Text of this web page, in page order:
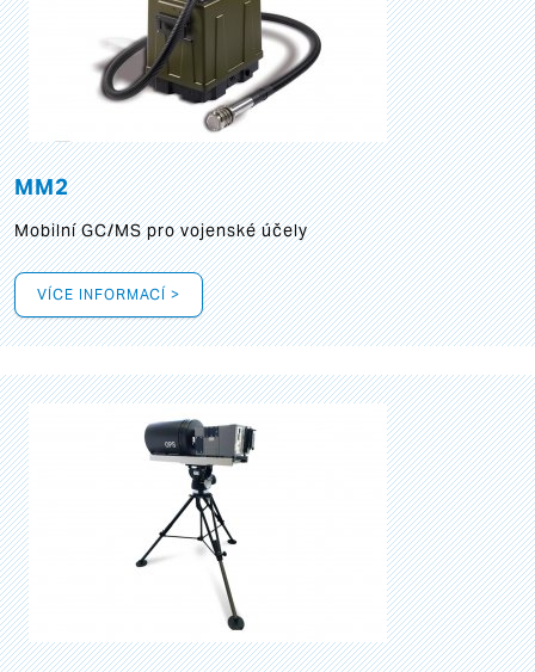
MM2
Mobilní GC/MS pro vojenské účely
VÍCE INFORMACÍ >